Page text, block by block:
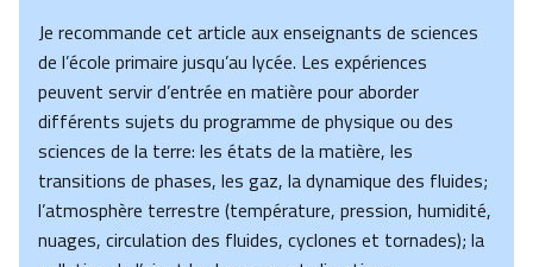
Je recommande cet article aux enseignants de sciences
de l’école primaire jusqu’au lycée. Les expériences
peuvent servir d’entrée en matière pour aborder
différents sujets du programme de physique ou des
sciences de la terre: les états de la matière, les
transitions de phases, les gaz, la dynamique des fluides;
l’atmosphère terrestre (température, pression, humidité,
nuages, circulation des fluides, cyclones et tornades); la